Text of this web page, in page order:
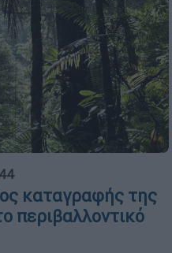
καταγραφής της
περιβαλλοντικό